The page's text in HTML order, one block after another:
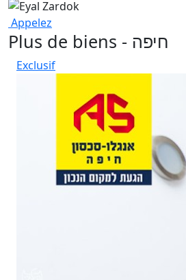
Appelez
Plus de biens - חיפה
Exclusif